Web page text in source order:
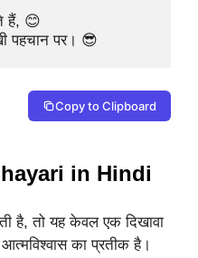
हैं, 😊
पहचान पर। 😎
Copy to Clipboard
in Hindi
है, तो यह केवल एक दिखावा
का प्रतीक है।